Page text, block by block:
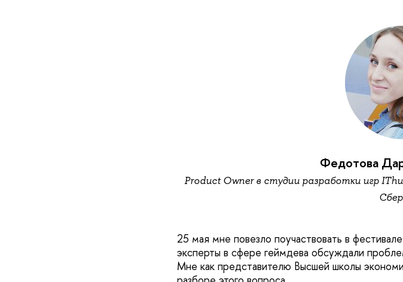
Федотова
Product Owner в студии разработки игр
25 мая мне повезло поучаствовать в
эксперты в сфере геймдева обсуждали
Мне как представителю Высшей школы